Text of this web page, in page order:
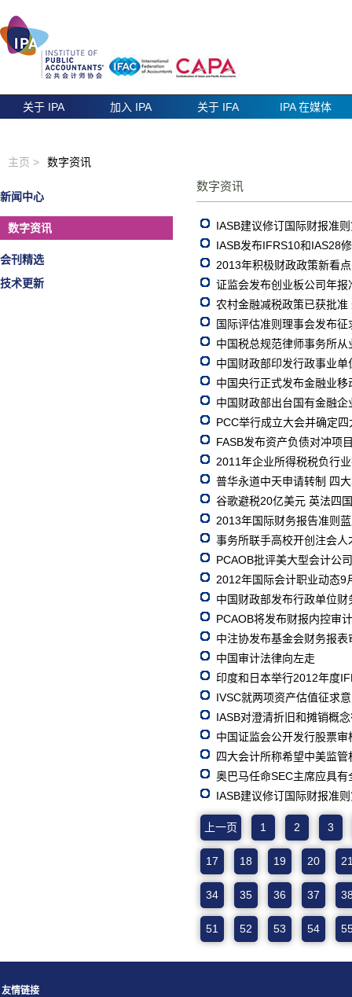
关于 IPA 加入 IPA 关于 IFA IPA 在媒体
主页 > 数字资讯
新闻中心
数字资讯
会刊精选
技术更新
数字资讯
IASB建议修订国际财报准
IASB发布IFRS10和IAS28
2013年积极财政政策新看点
证监会发布创业板公司年报
农村金融减税政策已获批准
国际评估准则理事会发布征
中国税总规范律师事务所
中国财政部印发行政事业
中国央行正式发布金融业
中国财政部出台国有金融
PCC举行成立大会并确定
FASB发布资产负债对冲项
2011年企业所得税税负行
普华永道中天申请转制 四
谷歌避税20亿美元 英法四
2013年国际财务报告准则
事务所联手高校开创注会人
PCAOB批评美大型会计公
2012年国际会计职业动态9
中国财政部发布行政单位财
PCAOB将发布财报内控审
中注协发布基金会财务报表
中国审计法律向左走
印度和日本举行2012年度
IVSC就两项资产估值征求
IASB对澄清折旧和摊销概
中国证监会公开发行股票审
四大会计所称希望中美监管
奥巴马任命SEC主席应具有
IASB建议修订国际财报准
上一页 1 2 3
17 18 19 20
34 35 36 37
51 52 53 54
友情链接